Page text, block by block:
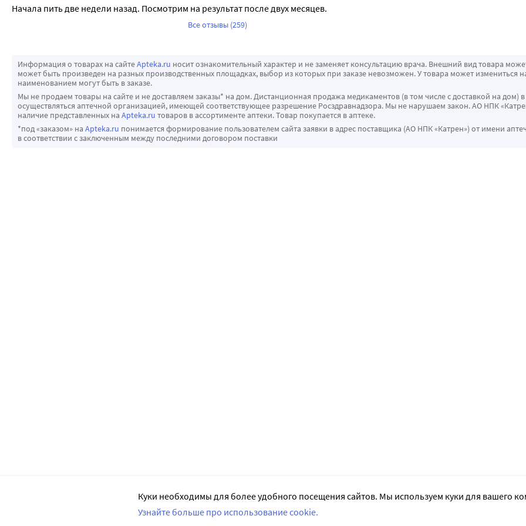
Начала пить две недели назад. Посмотрим на результат после двух месяцев.
Все отзывы (259)
Информация о товарах на сайтеApteka.ru носит ознакомительный характер и не заменяет консультацию врача. Внешний вид товара
может быть произведен на разных производственных площадках, выбор из которых при заказе невозможен. У товара может измениться
наименованием могут быть в заказе.
Мы не продаем товары на сайте и не доставляем заказы* на дом. Дистанционная продажа медикаментов (в том числе с доставкой на дом) в
осуществляться аптечной организацией, имеющей соответствующее разрешение Росздравнадзора. Мы не нарушаем закон. АО НПК
наличие представленных на Apteka.ru товаров в ассортименте аптеки. Товар покупается в аптеке.
*под «заказом» на Apteka.ru понимается формирование пользователем сайта заявки в адрес поставщика (АО НПК «Катрен») от имени
в соответствии с заключенным между последними договором поставки
Куки необходимы для более удобного посещения сайтов. Мы используем куки для вашего
Узнайте больше про использование cookie.